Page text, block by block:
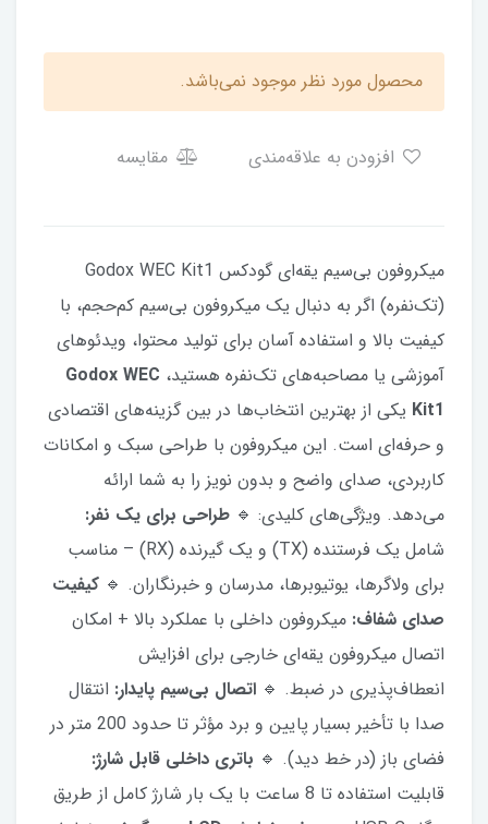
محصول مورد نظر موجود نمی‌باشد.
مقایسه
میکروفون بی‌سیم یقه‌ای گودکس Godox WEC Kit1
(تک‌نفره) اگر به دنبال یک میکروفون بی‌سیم کم‌حجم، با
کیفیت بالا و استفاده آسان برای تولید محتوا، ویدئوهای
آموزشی یا مصاحبه‌های تک‌نفره هستید، Godox WEC
Kit1 یکی از بهترین انتخاب‌ها در بین گزینه‌های اقتصادی
و حرفه‌ای است. این میکروفون با طراحی سبک و امکانات
کاربردی، صدای واضح و بدون نویز را به شما ارائه
می‌دهد. ویژگی‌های کلیدی: 🔹 طراحی برای یک نفر:
شامل یک فرستنده (TX) و یک گیرنده (RX) – مناسب
برای ولاگرها، یوتیوبرها، مدرسان و خبرنگاران. 🔹 کیفیت
صدای شفاف: میکروفون داخلی با عملکرد بالا + امکان
اتصال میکروفون یقه‌ای خارجی برای افزایش
انعطاف‌پذیری در ضبط. 🔹 اتصال بی‌سیم پایدار: انتقال
صدا با تأخیر بسیار پایین و برد مؤثر تا حدود 200 متر در
فضای باز (در خط دید). 🔹 باتری داخلی قابل شارژ:
قابلیت استفاده تا 8 ساعت با یک بار شارژ کامل از طریق